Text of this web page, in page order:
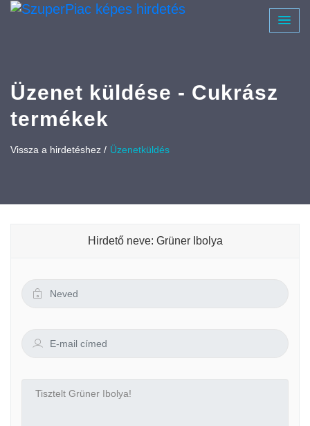
Üzenet küldése - Cukrász
termékek
Vissza a hirdetéshez / Üzenetküldés
Hirdető neve: Grüner Ibolya